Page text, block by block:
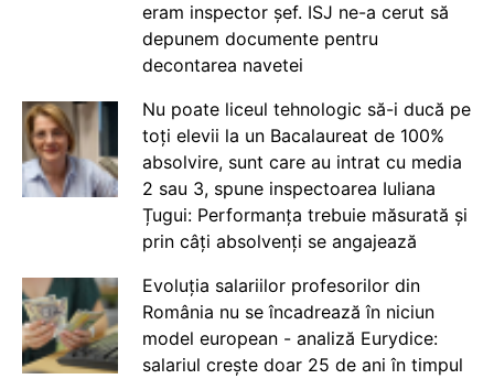
eram inspector șef. ISJ ne-a cerut să
depunem documente pentru
decontarea navetei
Nu poate liceul tehnologic să-i ducă pe
toți elevii la un Bacalaureat de 100%
absolvire, sunt care au intrat cu media
2 sau 3, spune inspectoarea Iuliana
Țugui: Performanța trebuie măsurată și
prin câți absolvenți se angajează
Evoluția salariilor profesorilor din
România nu se încadrează în niciun
model european - analiză Eurydice:
salariul crește doar 25 de ani în timpul